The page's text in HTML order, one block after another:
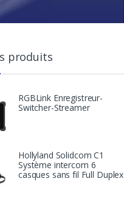
produits
RGBLink Enregistreur-
Switcher-Streamer
Hollyland Solidcom C1
Système intercom 6
casques sans fil Full Duplex